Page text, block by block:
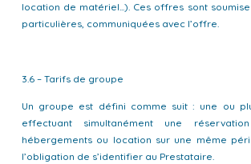
location de matériel...). Ces offres sont
particulières, communiquées avec l’offre.
3.6 – Tarifs de groupe
Un groupe est défini comme suit : une ou
effectuant simultanément une
hébergements ou location sur une même
l’obligation de s’identifier au Prestataire.